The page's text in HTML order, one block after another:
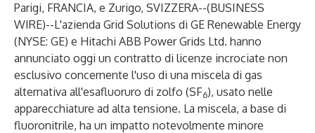
Parigi, FRANCIA, e Zurigo, SVIZZERA--(BUSINESS
WIRE)--L'azienda Grid Solutions di GE Renewable Energy
(NYSE: GE) e Hitachi ABB Power Grids Ltd. hanno
annunciato oggi un contratto di licenze incrociate non
esclusivo concernente l'uso di una miscela di gas
alternativa all'esafluoruro di zolfo (SF6), usato nelle
apparecchiature ad alta tensione. La miscela, a base di
fluoronitrile, ha un impatto notevolmente minore